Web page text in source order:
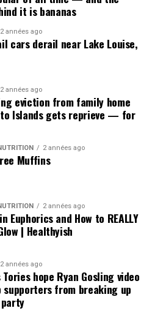
de l’ACEUM est si
it is bananas
2 années ago
cars derail near Lake Louise,
2 années ago
eviction from family home
Islands gets reprieve — for
2 années ago
Muffins
2 années ago
Euphorics and How to REALLY
| Healthyish
2 années ago
Tories hope Ryan Gosling video
supporters from breaking up